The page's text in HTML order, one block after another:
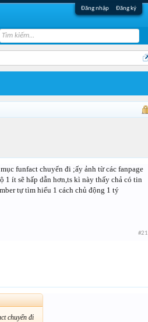
Đăng nhập Đăng ký
funfact chuyển đi ;ấy ảnh từ các fanpage
1 ít sẽ hấp dẫn hơn,ts kì này thấy chả có tin
tự tìm hiểu 1 cách chủ động 1 tý
#21
chuyển đi